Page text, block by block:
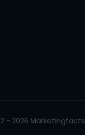
- 2026 Marketingfacts